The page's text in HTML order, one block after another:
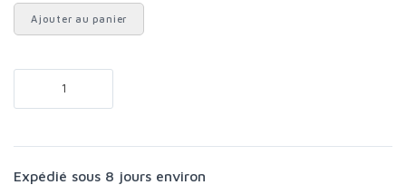
Ajouter au panier
Expédié sous 8 jours environ